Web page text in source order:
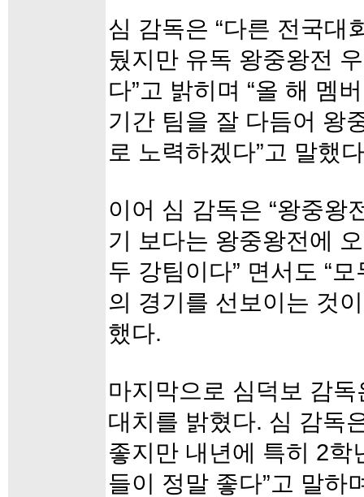
심 감독은 “다른 전국대
뒀지만 유독 왕중왕전
다”고 밝히며 “올 해 멤
기간 팀을 잘 다듬어 왕
로 노력하겠다”고 말했
이어 심 감독은 “왕중왕
기 보다는 왕중왕전에
두 강팀이다” 면서도 “
의 경기를 선보이는 것
했다.
마지막으로 심덕보 감
대치를 밝혔다. 심 감독
좋지만 내년에 특히 2학
들이 정말 좋다”고 말하